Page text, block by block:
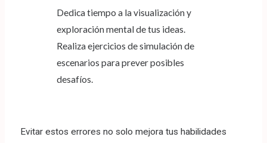
Dedica tiempo a la visualización y
exploración mental de tus ideas.
Realiza ejercicios de simulación de
escenarios para prever posibles
desafíos.
Evitar estos errores no solo mejora tus habilidades